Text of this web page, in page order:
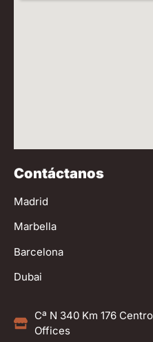
Contáctanos
Madrid
Marbella
Barcelona
Dubai
Cª N 340 Km 176
Offices